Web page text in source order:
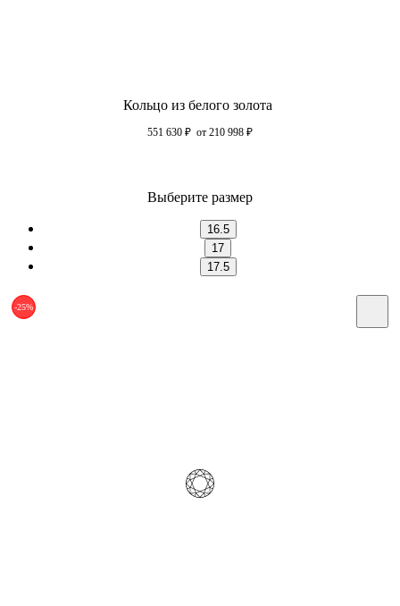
Кольцо из белого золота
551 630 ₽ от 210 998 ₽
Выберите размер
16.5
17
17.5
-25%